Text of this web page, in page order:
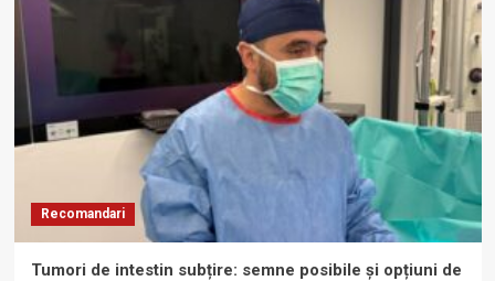
Recomandari
Tumori de intestin subțire: semne posibile și opțiuni de